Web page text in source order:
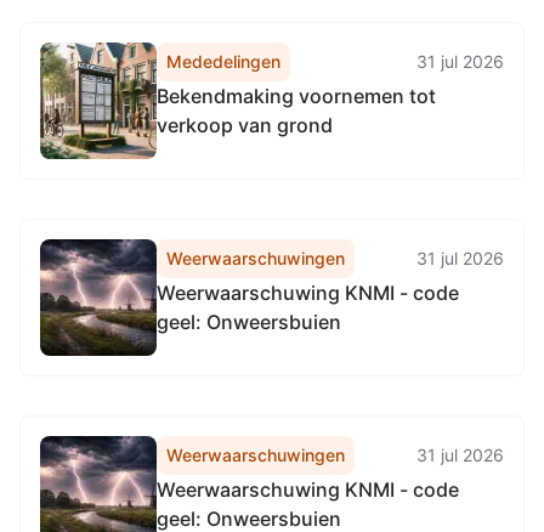
Mededelingen 31 jul 2026
Bekendmaking voornemen tot
verkoop van grond
Weerwaarschuwingen 31 jul 2026
Weerwaarschuwing KNMI - code
geel: Onweersbuien
Weerwaarschuwingen 31 jul 2026
Weerwaarschuwing KNMI - code
geel: Onweersbuien